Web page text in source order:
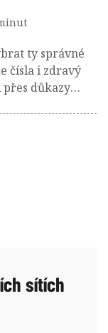
ty správné
čísla i zdravý
důkazy
sítích